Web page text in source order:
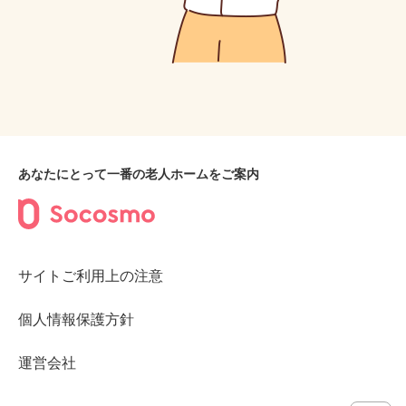
あなたにとって一番の老人ホームをご案内
サイトご利用上の注意
個人情報保護方針
運営会社